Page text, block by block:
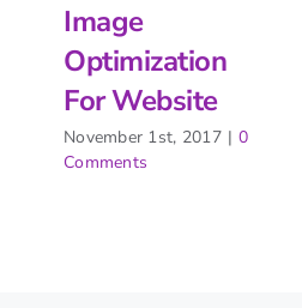
Image
Optimization
For Website
November 1st, 2017 | 0
Comments